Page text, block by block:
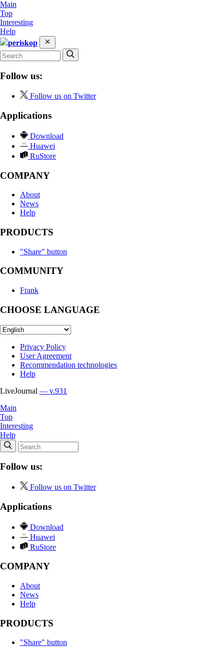
Main
Top
Interesting
Help
periskop
Follow us:
Follow us on Twitter
Applications
Download
Huawei
RuStore
COMPANY
About
News
Help
PRODUCTS
"Share" button
COMMUNITY
Frank
CHOOSE LANGUAGE
Privacy Policy
User Agreement
Recommendation technologies
Help
LiveJournal — v.931
Main
Top
Interesting
Help
Follow us:
Follow us on Twitter
Applications
Download
Huawei
RuStore
COMPANY
About
News
Help
PRODUCTS
"Share" button